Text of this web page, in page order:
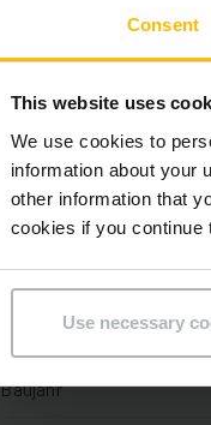
Consent
This website uses
We use cookies to
information about your
other information that
cookies if you continue
Use necessary
Der
Technische
Batterie
Batterie Aufarbeitungsjahr
Baujahr